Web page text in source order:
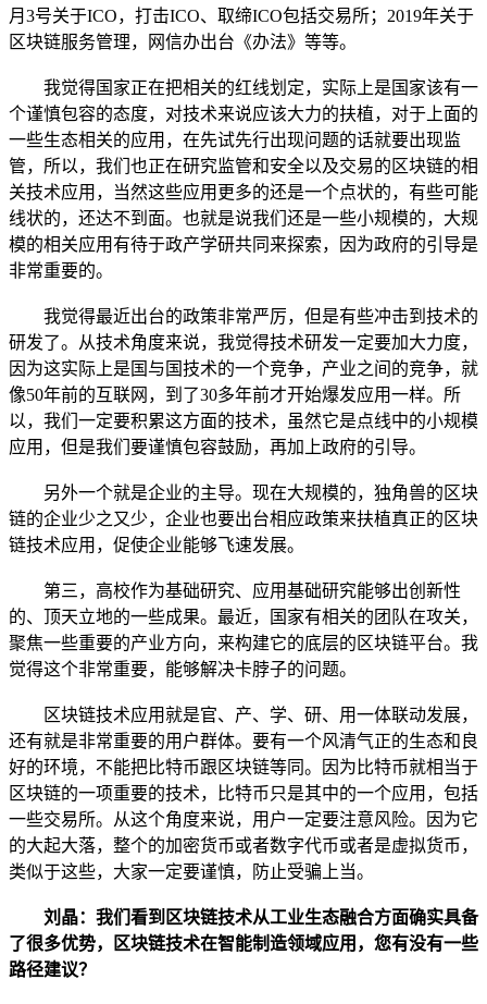
月3号关于ICO，打击ICO、取缔ICO包括交易所；2019年关于
区块链服务管理，网信办出台《办法》等等。
我觉得国家正在把相关的红线划定，实际上是国家该有一
个谨慎包容的态度，对技术来说应该大力的扶植，对于上面的
一些生态相关的应用，在先试先行出现问题的话就要出现监
管，所以，我们也正在研究监管和安全以及交易的区块链的相
关技术应用，当然这些应用更多的还是一个点状的，有些可能
线状的，还达不到面。也就是说我们还是一些小规模的，大规
模的相关应用有待于政产学研共同来探索，因为政府的引导是
非常重要的。
我觉得最近出台的政策非常严厉，但是有些冲击到技术的
研发了。从技术角度来说，我觉得技术研发一定要加大力度，
因为这实际上是国与国技术的一个竞争，产业之间的竞争，就
像50年前的互联网，到了30多年前才开始爆发应用一样。所
以，我们一定要积累这方面的技术，虽然它是点线中的小规模
应用，但是我们要谨慎包容鼓励，再加上政府的引导。
另外一个就是企业的主导。现在大规模的，独角兽的区块
链的企业少之又少，企业也要出台相应政策来扶植真正的区块
链技术应用，促使企业能够飞速发展。
第三，高校作为基础研究、应用基础研究能够出创新性
的、顶天立地的一些成果。最近，国家有相关的团队在攻关，
聚焦一些重要的产业方向，来构建它的底层的区块链平台。我
觉得这个非常重要，能够解决卡脖子的问题。
区块链技术应用就是官、产、学、研、用一体联动发展，
还有就是非常重要的用户群体。要有一个风清气正的生态和良
好的环境，不能把比特币跟区块链等同。因为比特币就相当于
区块链的一项重要的技术，比特币只是其中的一个应用，包括
一些交易所。从这个角度来说，用户一定要注意风险。因为它
的大起大落，整个的加密货币或者数字代币或者是虚拟货币，
类似于这些，大家一定要谨慎，防止受骗上当。
刘晶：我们看到区块链技术从工业生态融合方面确实具备
了很多优势，区块链技术在智能制造领域应用，您有没有一些
路径建议？